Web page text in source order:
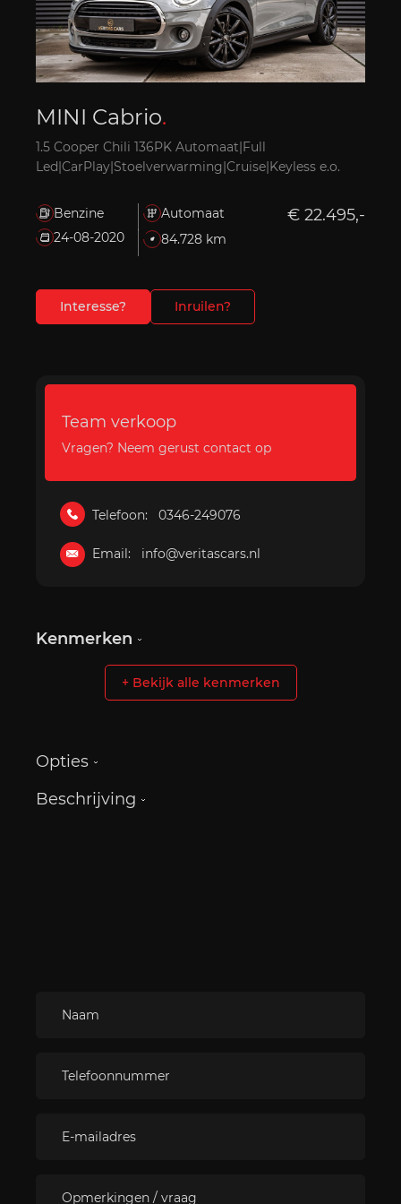
MINI Cabrio.
1.5 Cooper Chili 136PK Automaat|Full
Led|CarPlay|Stoelverwarming|Cruise|Keyless e.o.
Benzine
Automaat
24-08-2020
84.728 km
€ 22.495,-
Interesse? Inruilen?
Team verkoop
Vragen? Neem gerust contact op
Telefoon: 0346-249076
Email: info@veritascars.nl
Kenmerken
+ Bekijk alle kenmerken
Opties
Beschrijving